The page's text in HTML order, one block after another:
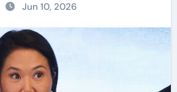
Jun 10, 2026